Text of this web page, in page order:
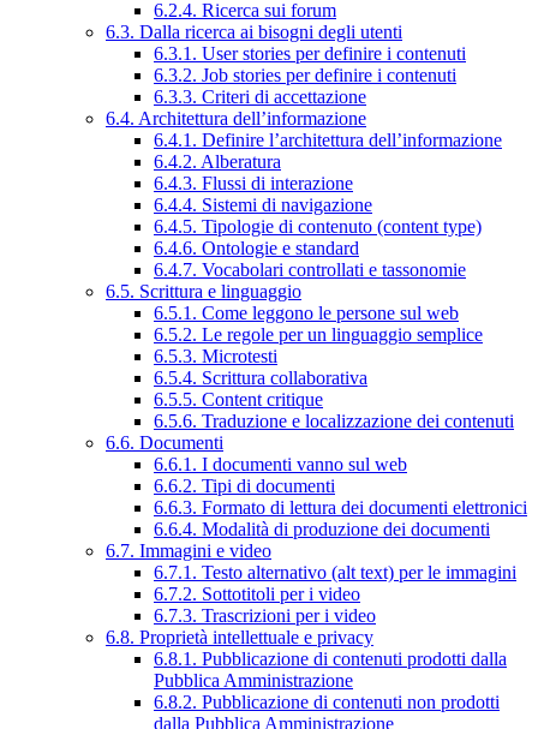
6.2.4. Ricerca sui forum
6.3. Dalla ricerca ai bisogni degli utenti
6.3.1. User stories per definire i contenuti
6.3.2. Job stories per definire i contenuti
6.3.3. Criteri di accettazione
6.4. Architettura dell’informazione
6.4.1. Definire l’architettura dell’informazione
6.4.2. Alberatura
6.4.3. Flussi di interazione
6.4.4. Sistemi di navigazione
6.4.5. Tipologie di contenuto (content type)
6.4.6. Ontologie e standard
6.4.7. Vocabolari controllati e tassonomie
6.5. Scrittura e linguaggio
6.5.1. Come leggono le persone sul web
6.5.2. Le regole per un linguaggio semplice
6.5.3. Microtesti
6.5.4. Scrittura collaborativa
6.5.5. Content critique
6.5.6. Traduzione e localizzazione dei contenuti
6.6. Documenti
6.6.1. I documenti vanno sul web
6.6.2. Tipi di documenti
6.6.3. Formato di lettura dei documenti elettronici
6.6.4. Modalità di produzione dei documenti
6.7. Immagini e video
6.7.1. Testo alternativo (alt text) per le immagini
6.7.2. Sottotitoli per i video
6.7.3. Trascrizioni per i video
6.8. Proprietà intellettuale e privacy
6.8.1. Pubblicazione di contenuti prodotti dalla
Pubblica Amministrazione
6.8.2. Pubblicazione di contenuti non prodotti
dalla Pubblica Amministrazione